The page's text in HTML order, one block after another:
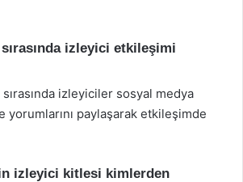
sırasında izleyici etkileşimi
sırasında izleyiciler sosyal medya
yorumlarını paylaşarak etkileşimde
izleyici kitlesi kimlerden